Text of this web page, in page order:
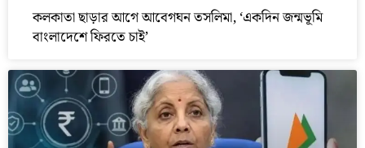
কলকাতা ছাড়ার আগে আবেগঘন তসলিমা, ‘একদিন জন্মভূমি
বাংলাদেশে ফিরতে চাই’